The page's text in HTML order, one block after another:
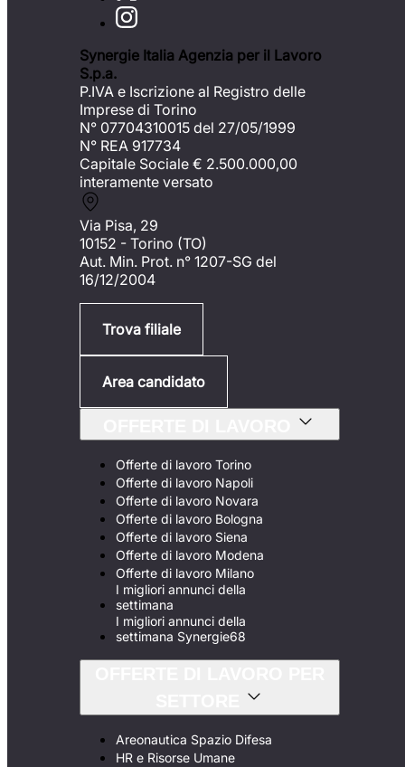
Synergie Italia Agenzia per il Lavoro
S.p.a.
P.IVA e Iscrizione al Registro delle
Imprese di Torino
N° 07704310015 del 27/05/1999
N° REA 917734
Capitale Sociale € 2.500.000,00
interamente versato
Via Pisa, 29
10152 - Torino (TO)
Aut. Min. Prot. n° 1207-SG del
16/12/2004
Trova filiale
Area candidato
Offerte di lavoro Torino
Offerte di lavoro Napoli
Offerte di lavoro Novara
Offerte di lavoro Bologna
Offerte di lavoro Siena
Offerte di lavoro Modena
Offerte di lavoro Milano
I migliori annunci della
settimana
I migliori annunci della
settimana Synergie68
Areonautica Spazio Difesa
HR e Risorse Umane